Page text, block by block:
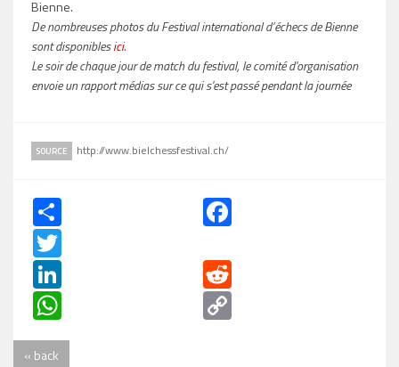
Bienne.
De nombreuses photos du Festival international d’échecs de Bienne
sont disponiblesici.
Le soir de chaque jour de match du festival, le comité d'organisation
envoie un rapport médias sur ce qui s'est passé pendant la journée
SOURCE http://www.bielchessfestival.ch/
« back